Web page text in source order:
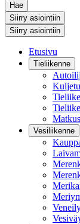
Hae
Siirry asiointiin
Siirry asiointiin
Etusivu
Tieliikenne
Vesiliikenne